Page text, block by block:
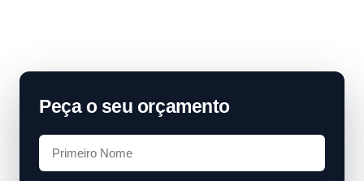
Peça o seu orçamento